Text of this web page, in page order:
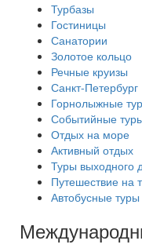
Турбазы
Гостиницы
Санатории
Золотое кольцо
Речные круизы
Санкт-Петербург
Горнолыжные
Событийные
Отдых на море
Активный отдых
Туры выходного
Путешествие на
Автобусные туры